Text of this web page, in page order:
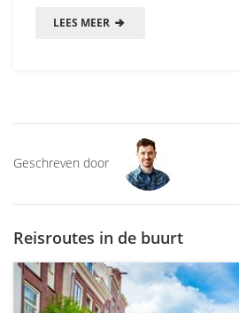
LEES MEER
Geschreven door
Reisroutes in de buurt